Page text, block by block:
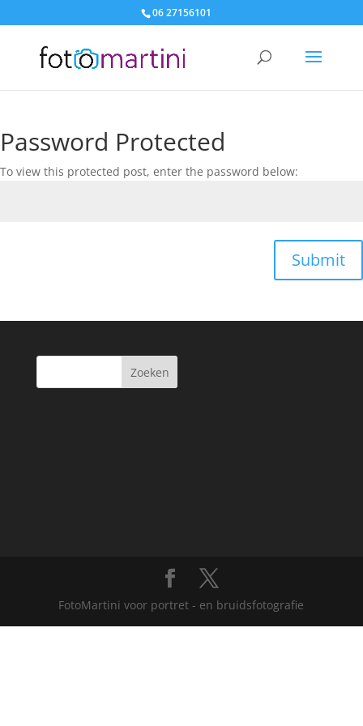
06 27156101
Password Protected
To view this protected post, enter the password below:
Submit
FotoMartini voor portret - en bruidsfotografie